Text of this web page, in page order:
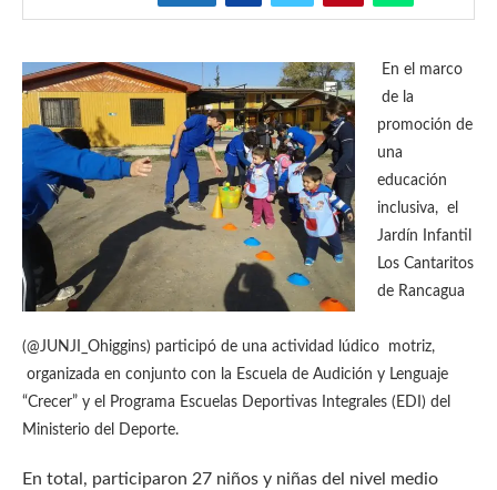
En el marco
de la
promoción de
una
educación
inclusiva, el
Jardín Infantil
Los Cantaritos
de Rancagua
(@JUNJI_Ohiggins) participó de una actividad lúdico motriz,
organizada en conjunto con la Escuela de Audición y Lenguaje
“Crecer” y el Programa Escuelas Deportivas Integrales (EDI) del
Ministerio del Deporte.
En total, participaron 27 niños y niñas del nivel medio